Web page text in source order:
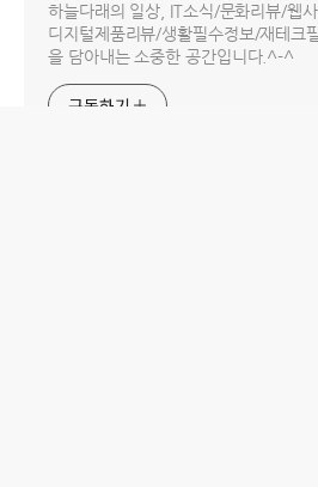
하늘다래의 일상, IT소식/문화리뷰/웹
디지털제품리뷰/생활필수정보/재테크
을 담아내는 소중한 공간입니다.^-^
구독하기